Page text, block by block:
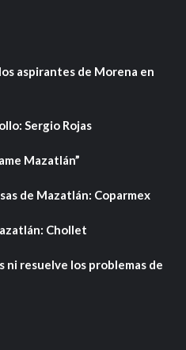
aspirantes de Morena en
Sergio Rojas
Mazatlán”
de Mazatlán: Coparmex
Chollet
resuelve los problemas de